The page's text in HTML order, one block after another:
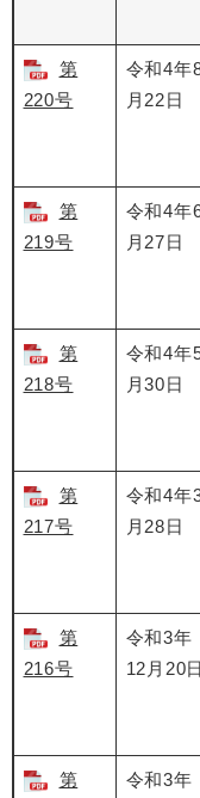
第
220号
令和4年
月22日
第
219号
令和4年
月27日
第
218号
令和4年
月30日
第
217号
令和4年
月28日
第
216号
令和3年
12月20日
第
令和3年